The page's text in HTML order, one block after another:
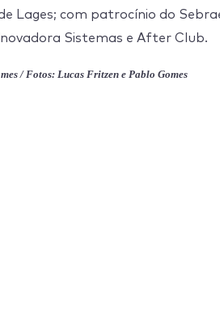
Lages; com patrocínio do
Sistemas e After Club.
/ Fotos: Lucas Fritzen e Pablo Gomes